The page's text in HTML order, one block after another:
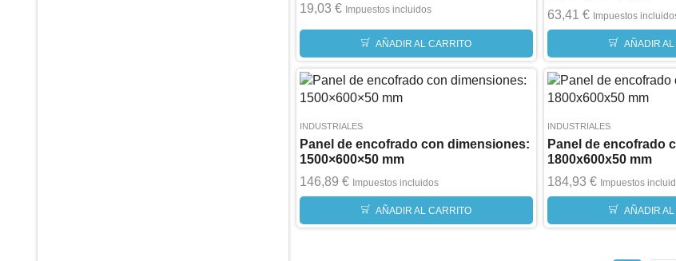
19,03 € Impuestos incluidos
AÑADIR AL CARRITO
63,41€ Impuestos
AÑADIR
INDUSTRIALES
Panel de encofrado con dimensiones:
1500×600×50 mm
146,89 € Impuestos incluidos
AÑADIR AL CARRITO
INDUSTRIALES
Panel de encofrado
1800x600x50 mm
184,93€ Impuestos
AÑADIR